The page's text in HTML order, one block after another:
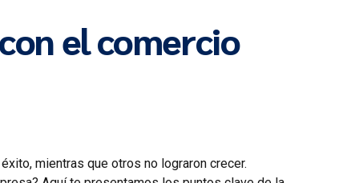
el comercio
mientras que otros no lograron crecer.